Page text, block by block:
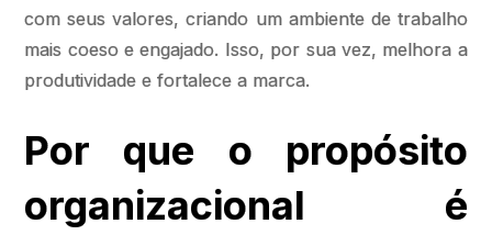
com seus valores, criando um ambiente de trabalho
mais coeso e engajado. Isso, por sua vez, melhora a
produtividade e fortalece a marca.
Por que o propósito
organizacional é